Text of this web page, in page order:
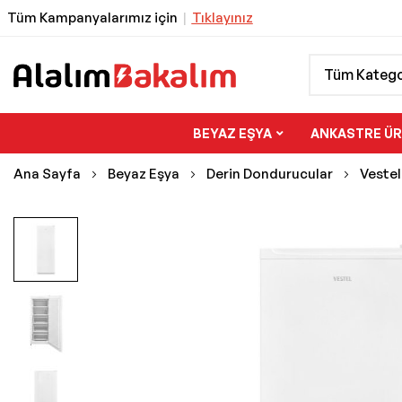
Tüm Kampanyalarımız için | Tıklayınız
Tüm
BEYAZ EŞYA ANKASTRE
Ana Sayfa Beyaz Eşya Derin Dondurucular
Resim
sonuna